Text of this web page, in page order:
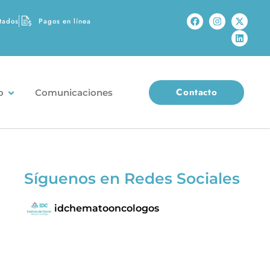
Pagos en línea
Comunicaciones Contacto
Síguenos en Redes Sociales
idchematooncologos